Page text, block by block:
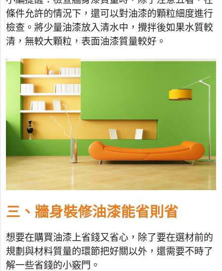
條件允許的情況下，還可以對油漆的顆粒細度進行
檢查。將少量油漆放入清水中，攪拌後如果水質較
清，無較大顆粒，表面油漆質量較好。
三、牆身裝修油漆能省則省
想要在購買油漆上省錢又省心，除了要在選材前的
規劃與材料質量的環節把好關以外，還需要不時了
解一些省錢的小竅門。